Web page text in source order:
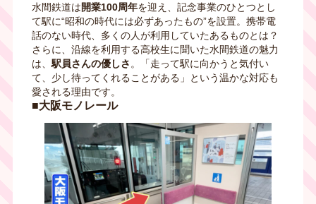
水間鉄道は開業100周年を迎え、記念事業のひとつとし
て駅に“昭和の時代には必ずあったもの”を設置。携帯電
話のない時代、多くの人が利用していたあるものとは？
さらに、沿線を利用する高校生に聞いた水間鉄道の魅力
は、駅員さんの優しさ。「走って駅に向かうと気付い
て、少し待ってくれることがある」という温かな対応も
愛される理由です。
■大阪モノレール